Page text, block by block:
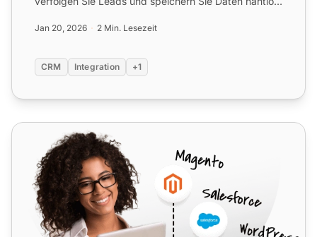
Jan 20, 2026 2 Min. Lesezeit
CRM Integration +1
Vtiger CRM